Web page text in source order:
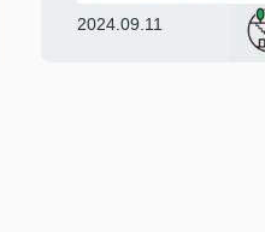
2024.09.11